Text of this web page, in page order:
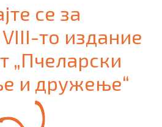
се за
то издание
„Пчеларски
и дружење“